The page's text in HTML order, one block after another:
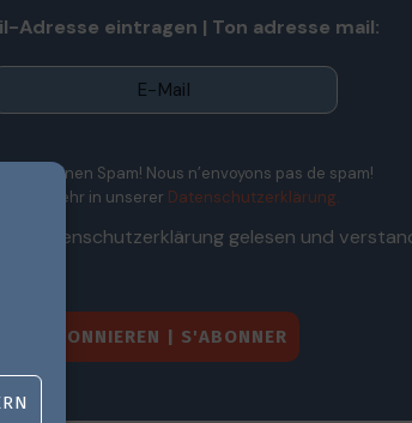
Adresse eintragen | Ton adresse mail:
keinen Spam! Nous n’envoyons pas de spam!
Erfahre mehr in unserer Datenschutzerklärung.
Datenschutzerklärung gelesen und